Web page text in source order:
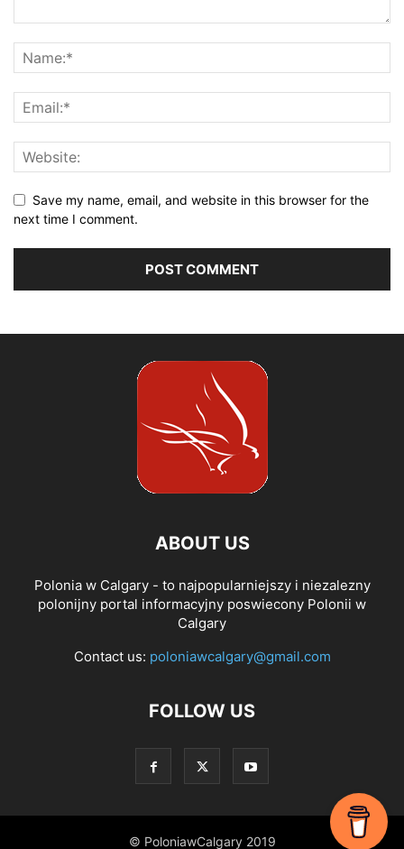
Save my name, email, and website in this browser for the
next time I comment.
ABOUT US
Polonia w Calgary - to najpopularniejszy i niezalezny
polonijny portal informacyjny poswiecony Polonii w
Calgary
Contact us: poloniawcalgary@gmail.com
FOLLOW US
© PoloniawCalgary 2019